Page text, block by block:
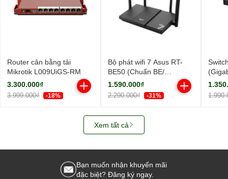
Router cân bằng tải
Mikrotik L009UiGS-RM
3.300.000₫
3.999.000₫ -18%
Bộ phát wifi 7 Asus RT-
BE50 (Chuẩn BE/
BE3600Mbps/ 4 Ăng-ten
ngoài/ Wifi Mesh/ 45User)
1.590.000₫
2.290.000₫ -31%
Xem tất cả
Bạn muốn nhận khuyến mãi
đặc biệt? Đăng ký ngay.